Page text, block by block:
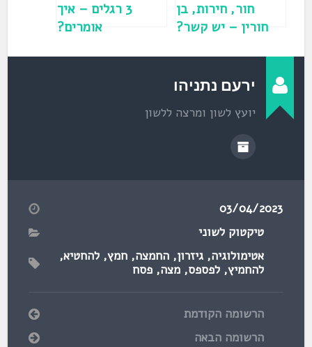
)
חור, חירות, בן
חורין – יש קשר?
3 רגלים – איך
אומרים?
ירעם נתניהו
יועץ לשון ומרצה ללשון
03/04/2023
טיקטוק לשוני
אטימולוגיה,גיזרון,החמצה,חמץ,להחטיא,
להחמיץ,לפספס,מצה,פסח
הרשומה הקודמת
הרשומה הבאה